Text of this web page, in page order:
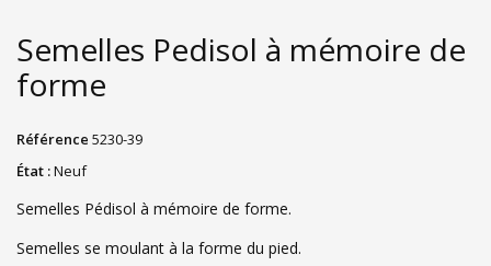
Semelles Pedisol à mémoire de
forme
Référence 5230-39
État :Neuf
Semelles Pédisol à mémoire de forme.
Semelles se moulant à la forme du pied.